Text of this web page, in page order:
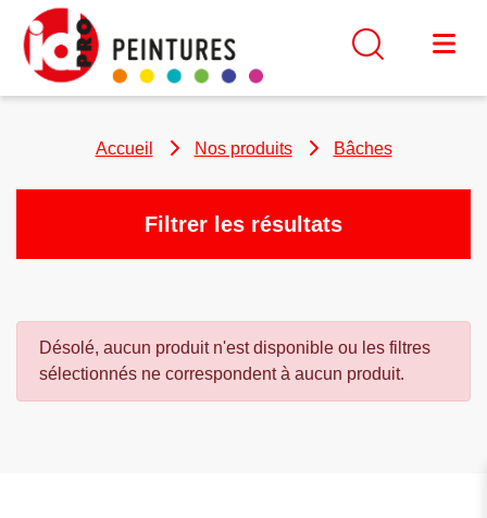
Accueil Nos produits Bâches
Filtrer les résultats
Désolé, aucun produit n'est disponible ou les filtres
sélectionnés ne correspondent à aucun produit.